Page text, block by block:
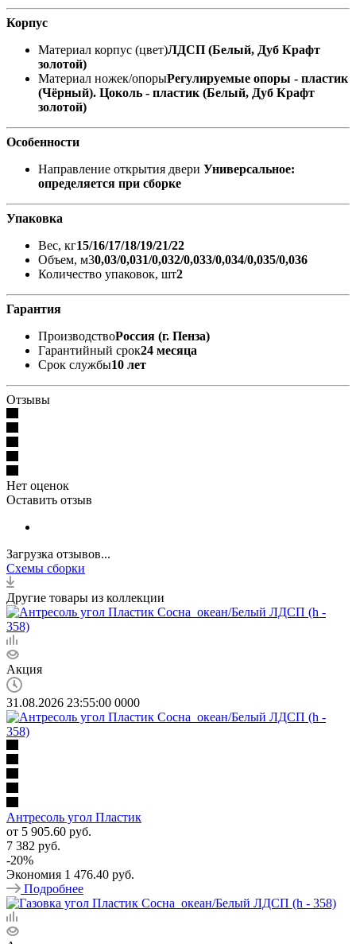
Корпус
Материал корпус (цвет)ЛДСП (Белый, Дуб Крафт
золотой)
Материал ножек/опорыРегулируемые опоры - пластик
(Чёрный). Цоколь - пластик (Белый, Дуб Крафт
золотой)
Особенности
Направление открытия двери Универсальное:
определяется при сборке
Упаковка
Вес, кг15/16/17/18/19/21/22
Объем, м30,03/0,031/0,032/0,033/0,034/0,035/0,036
Количество упаковок, шт2
Гарантия
ПроизводствоРоссия (г. Пенза)
Гарантийный срок24 месяца
Срок службы10 лет
Отзывы
Нет оценок
Оставить отзыв
Загрузка отзывов...
Схемы сборки
Другие товары из коллекции
Акция
31.08.2026 23:55:00 0000
Антресоль угол Пластик
от 5 905.60 руб.
7 382 руб.
-20%
Экономия 1 476.40 руб.
Подробнее